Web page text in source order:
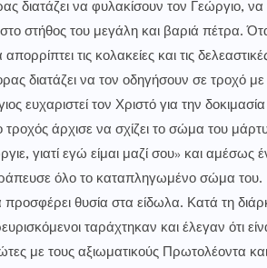
διατάζει να φυλακίσουν τον Γεώργιο,
στήθος του μεγάλη και βαριά πέτρα.
τις κολακείες και τις
διατάζει να τον οδηγήσουν σε τροχό
ευχαριστεί τον Χριστό για την
τροχός άρχισε να σχίζει το σώμα του
γιατί εγώ είμαι μαζί σου» και αμέσως
όλο το καταπληγωμένο σώμα του.
θυσία στα είδωλα. Κατά τη
ταράχτηκαν και έλεγαν ότι
με τους αξιωματικούς Πρωτολέοντα